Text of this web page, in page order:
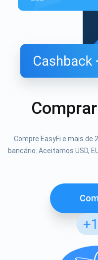
Compre EasyFi e mais
bancário. Aceitamos USD,